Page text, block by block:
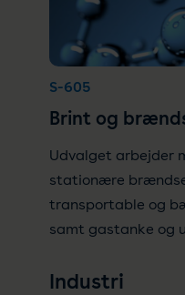
S-605
Brint og
Udvalget arbejder
stationære
transportable og
samt gastanke og
Industri